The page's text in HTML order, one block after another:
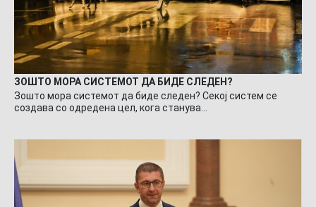
ЗОШТО МОРА СИСТЕМОТ ДА БИДЕ СЛЕДЕН?
Зошто мора системот да биде следен? Секој систем се
создава со одредена цел, кога станува…